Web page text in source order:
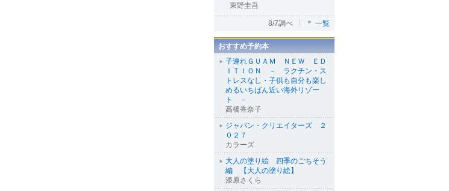
東野圭吾
8/7調べ 一覧
おすすめ予約本
子連れＧＵＡＭ ＮＥＷ ＥＤ
ＩＴＩＯＮ － ラクチン・ス
トレスなし・子供も自分も楽し
めるいちばん近い海外リゾー
ト －
高橋香奈子
ジャパン・クリエイターズ ２
０２７
カラーズ
大人の塗り絵 四季のごちそう
編 【大人の塗り絵】
漆原さくら